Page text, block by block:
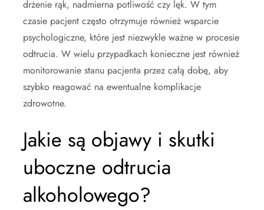
drżenie rąk, nadmierna potliwość czy lęk. W tym
czasie pacjent często otrzymuje również wsparcie
psychologiczne, które jest niezwykle ważne w procesie
odtrucia. W wielu przypadkach konieczne jest również
monitorowanie stanu pacjenta przez całą dobę, aby
szybko reagować na ewentualne komplikacje
zdrowotne.
Jakie są objawy i skutki
uboczne odtrucia
alkoholowego?